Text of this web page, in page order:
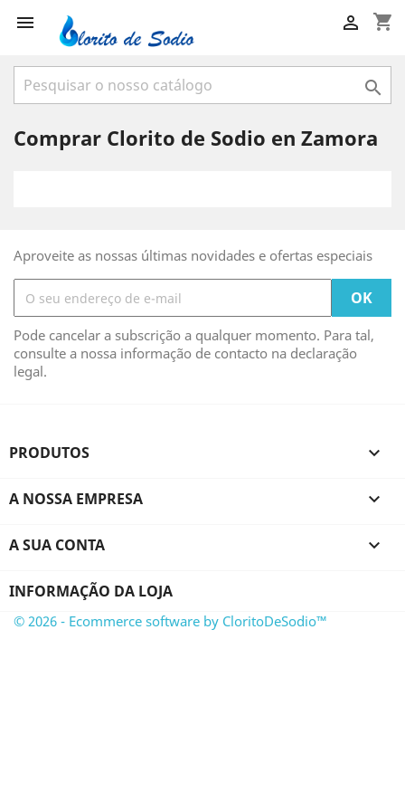
 shopping_cart


Comprar Clorito de Sodio en Zamora
Aproveite as nossas últimas novidades e ofertas especiais
Pode cancelar a subscrição a qualquer momento. Para tal,
consulte a nossa informação de contacto na declaração
legal.
PRODUTOS 
A NOSSA EMPRESA 
A SUA CONTA 
INFORMAÇÃO DA LOJA
© 2026 - Ecommerce software by CloritoDeSodio™